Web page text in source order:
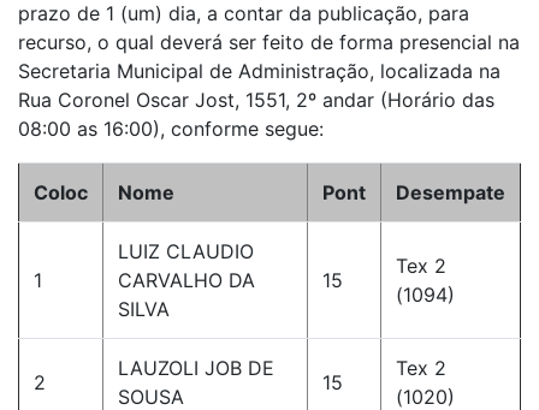
prazo de 1 (um) dia, a contar da publicação, para
recurso, o qual deverá ser feito de forma presencial na
Secretaria Municipal de Administração, localizada na
Rua Coronel Oscar Jost, 1551, 2º andar (Horário das
08:00 as 16:00), conforme segue:
Coloc Nome Pont Desempate
1
LUIZ CLAUDIO
CARVALHO DA
SILVA
15
Tex 2
(1094)
2
LAUZOLI JOB DE
SOUSA
15
Tex 2
(1020)